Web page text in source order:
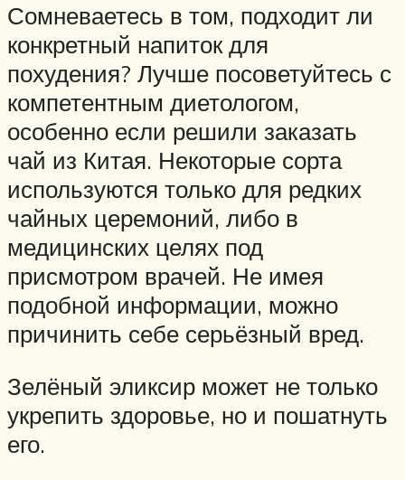
Сомневаетесь в том, подходит ли
конкретный напиток для
похудения? Лучше посоветуйтесь с
компетентным диетологом,
особенно если решили заказать
чай из Китая. Некоторые сорта
используются только для редких
чайных церемоний, либо в
медицинских целях под
присмотром врачей. Не имея
подобной информации, можно
причинить себе серьёзный вред.
Зелёный эликсир может не только
укрепить здоровье, но и пошатнуть
его.